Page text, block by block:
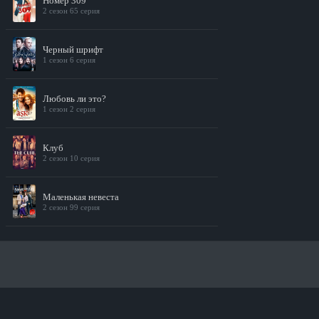
2 сезон 65 серия
Черный шрифт
1 сезон 6 серия
Любовь ли это?
1 сезон 2 серия
Клуб
2 сезон 10 серия
Маленькая невеста
2 сезон 99 серия